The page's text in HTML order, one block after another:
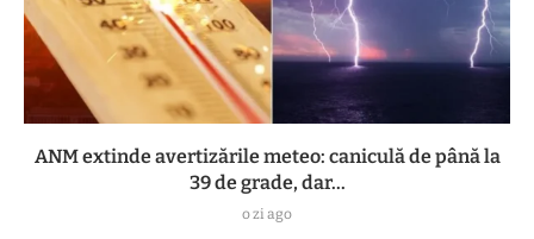
ANM extinde avertizările meteo: caniculă de până la
39 de grade, dar...
o zi ago